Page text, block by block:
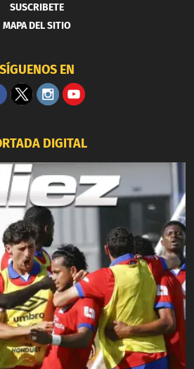
SUSCRIBETE
MAPA DEL SITIO
SÍGUENOS EN
DIGITAL